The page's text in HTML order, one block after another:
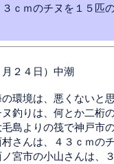
ｃｍのチヌを１５匹
月２４日）中潮
環境は、悪くないと
釣りは、何とか二桁
島よりの筏で神戸市
さんは、４３ｃｍの
宮市の小山さんは、